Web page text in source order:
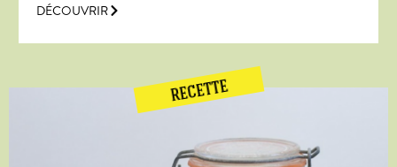
DÉCOUVRIR
RECETTE